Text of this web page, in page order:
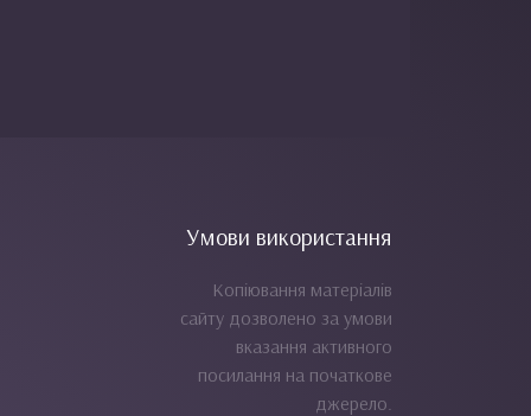
Умови використання
Копіювання матеріалів
сайту дозволено за умови
вказання активного
посилання на початкове
джерело.